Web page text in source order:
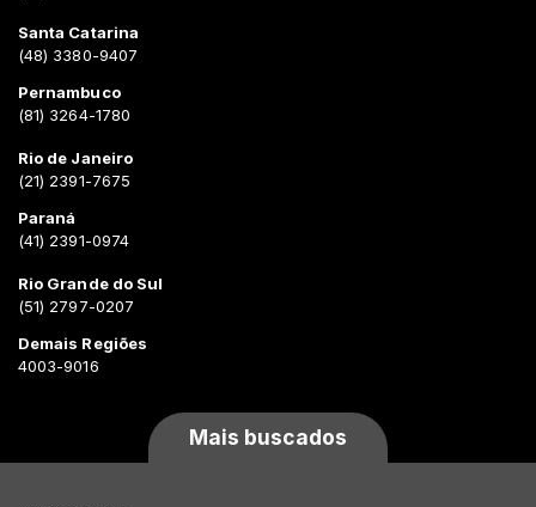
Santa Catarina
(48) 3380-9407
Pernambuco
(81) 3264-1780
Rio de Janeiro
(21) 2391-7675
Paraná
(41) 2391-0974
Rio Grande do Sul
(51) 2797-0207
Demais Regiões
4003-9016
Mais buscados